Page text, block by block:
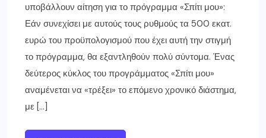
υποβάλλουν αίτηση για το πρόγραμμα «Σπίτι μου»:
Εάν συνεχίσει με αυτούς τους ρυθμούς τα 500 εκατ.
ευρώ του προϋπολογισμού που έχει αυτή την στιγμή
το πρόγραμμα, θα εξαντληθούν πολύ σύντομα. Ένας
δεύτερος κύκλος του προγράμματος «Σπίτι μου»
αναμένεται να «τρέξει» το επόμενο χρονικό διάστημα,
με […]